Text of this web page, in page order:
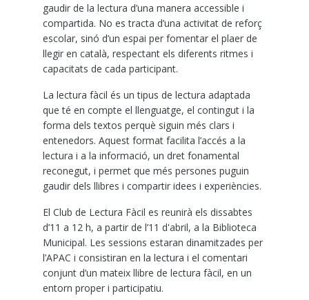
gaudir de la lectura d’una manera accessible i
compartida. No es tracta d’una activitat de reforç
escolar, sinó d’un espai per fomentar el plaer de
llegir en català, respectant els diferents ritmes i
capacitats de cada participant.
La lectura fàcil és un tipus de lectura adaptada
que té en compte el llenguatge, el contingut i la
forma dels textos perquè siguin més clars i
entenedors. Aquest format facilita l’accés a la
lectura i a la informació, un dret fonamental
reconegut, i permet que més persones puguin
gaudir dels llibres i compartir idees i experiències.
El Club de Lectura Fàcil es reunirà els dissabtes
d’11 a 12 h, a partir de l’11 d'abril, a la Biblioteca
Municipal. Les sessions estaran dinamitzades per
l’APAC i consistiran en la lectura i el comentari
conjunt d’un mateix llibre de lectura fàcil, en un
entorn proper i participatiu.